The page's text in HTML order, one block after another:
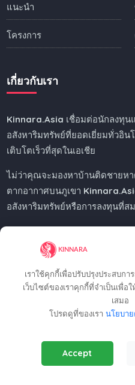
เราใช้คุกกี้เพื่อปรับปรุงประสบก
เว็บไซต์ของเราคุกกี้ที่จำเป็นเพื่อ
เสมอ
โปรดดูที่ของเรา นโยบา
Essential Cookies
Required for the
Accept
แนะนำ
โครงการ
เกี่ยวกับเรา
Kinnara.Asia เชื่อมต่อนักลงทุน
อสังหาริมทรัพย์ที่ยอดเยี่ยมทั่วอิน
เติบโตเร็วที่สุดในเอเชีย
ไม่ว่าคุณจะมองหาบ้านติดชายหา
ตากอากาศบนภูเขา
อสังหาริมทรัพย์หรือการลงทุนที่
Kinnara Limited - Thailand
58, 9 Lagoon Rd, Choeng
+66809201023
thailand@kinnara.asia